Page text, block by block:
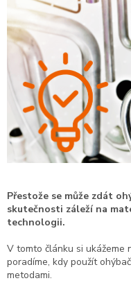
Přestože se může zdát
skutečnosti záleží na
technologii.
V tomto článku si ukážeme
poradíme, kdy použít
metodami.